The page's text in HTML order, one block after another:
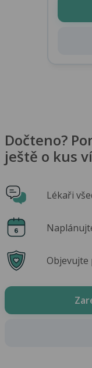
Dočteno?
ještě o kus
Lékaři
Objevujte